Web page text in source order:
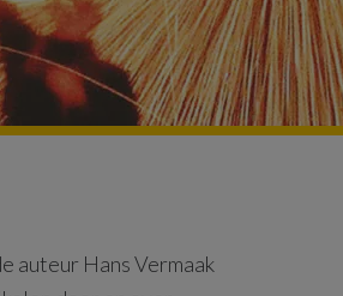
auteur Hans Vermaak